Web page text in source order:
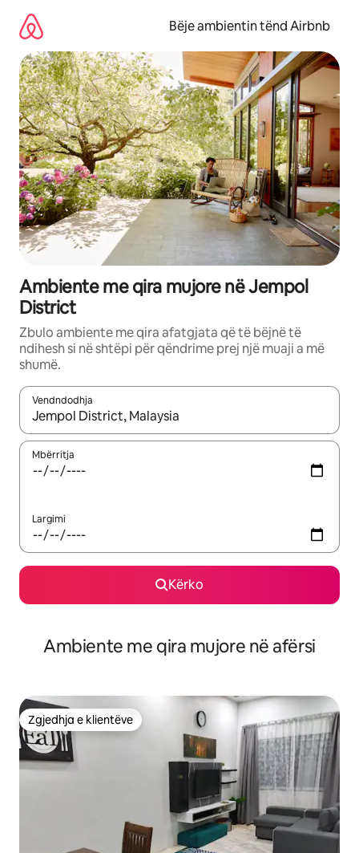
përmbajtja
Bëje ambientin tënd Airbnb
Ambiente me qira mujore në Jempol
District
Zbulo ambiente me qira afatgjata që të bëjnë të
ndihesh si në shtëpi për qëndrime prej një muaji a më
shumë.
Vendndodhja
Kur rezultatet të jenë të disponueshme, lëviz me butonat e
Mbërritja
Largimi
Kërko
Ambiente me qira mujore në afërsi
Zgjedhja e klientëve
Zgjedhja e klientëve